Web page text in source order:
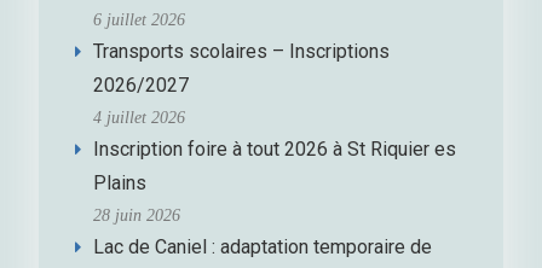
6 juillet 2026
Transports scolaires – Inscriptions
2026/2027
4 juillet 2026
Inscription foire à tout 2026 à St Riquier es
Plains
28 juin 2026
Lac de Caniel : adaptation temporaire de